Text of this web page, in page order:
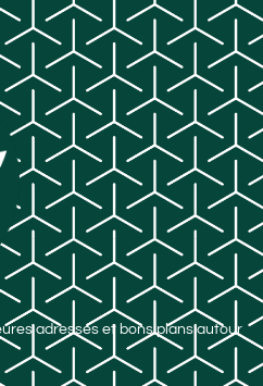
adresses et bons plans autour